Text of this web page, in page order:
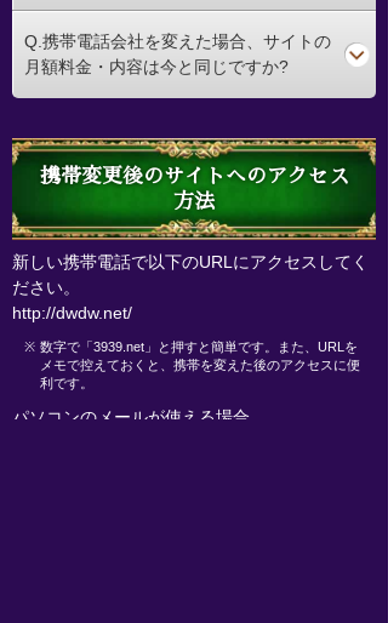
Q.携帯電話会社を変えた場合、サイトの
月額料金・内容は今と同じですか?
携帯変更後のサイトへのアクセス
方法
新しい携帯電話で以下のURLにアクセスしてく
ださい。
http://dwdw.net/
※ 数字で「3939.net」と押すと簡単です。また、URLを
メモで控えておくと、携帯を変えた後のアクセスに便
利です。
パソコンのメールが使える場合、